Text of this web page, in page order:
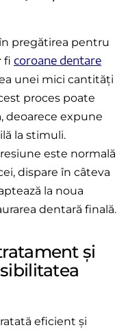
pregătirea pentru
fi coroane dentare
unei mici cantități
proces poate
deoarece expune
la stimuli.
este normală
dispare în câteva
la noua
dentară finală.
și
eficient și